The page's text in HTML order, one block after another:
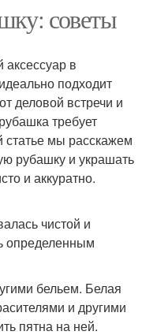
советы
в
подходит
деловой встречи и
требует
статье мы расскажем
рубашку и украшать
и аккуратно.
чистой и
определенным
бельем. Белая
и другими
пятна на ней.